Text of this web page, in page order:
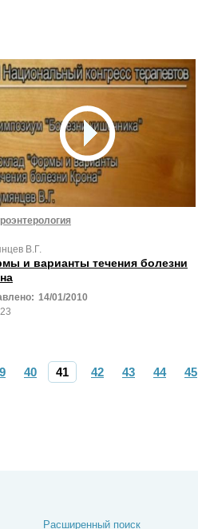
В.Г.
и варианты течения болезни
14/01/2010
40 41 42 43 44 45
Расширенный поиск